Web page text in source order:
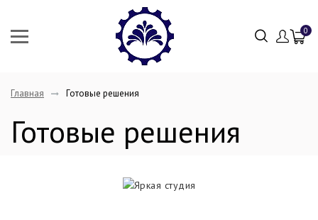
0
Главная Готовые решения
Готовые решения